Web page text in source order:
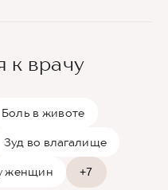
к врачу
Боль в животе
Зуд во влагалище
женщин +7